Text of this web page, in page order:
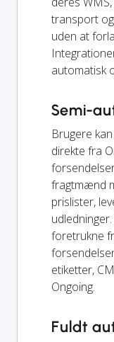
transport
uden at
automatisk
Semi-
Brugere
direkte fra
fragtmænd
prislister,
foretrukne
etiketter,
Ongoing.
Fuldt